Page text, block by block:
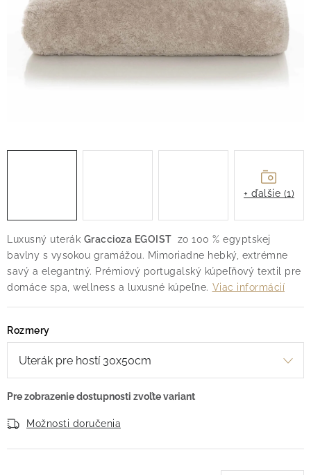
Reklamačný poriadok
Vrátenie tovaru
Luxusný uterák Graccioza EGOIST zo 100 % egyptskej
bavlny s vysokou gramážou. Mimoriadne hebký, extrémne
savý a elegantný. Prémiový portugalský kúpeľňový textil pre
domáce spa, wellness a luxusné kúpeľne. Viac informácií
Rozmery
Možnosti doručenia
+ ďalšie (1)